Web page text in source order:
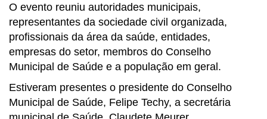
O evento reuniu autoridades municipais,
representantes da sociedade civil organizada,
profissionais da área da saúde, entidades,
empresas do setor, membros do Conselho
Municipal de Saúde e a população em geral.
Estiveram presentes o presidente do Conselho
Municipal de Saúde, Felipe Techy, a secretária